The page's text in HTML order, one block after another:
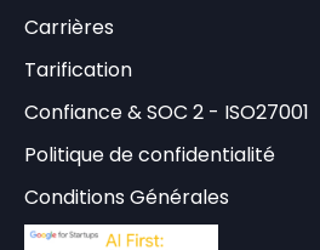
Carrières
Tarification
Confiance & SOC 2 - ISO27001
Politique de confidentialité
Conditions Générales